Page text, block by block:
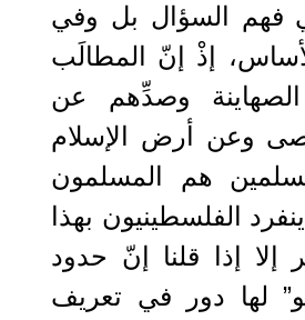
فهم السؤال بل وفي
إذْ إنّ المطالَب
الصهاينة وصدِّهم عن
وعن أرض الإسلام
هم المسلمون
الفلسطينيون بهذا
إلا إذا قلنا إنّ حدود
لها دور في تعريف